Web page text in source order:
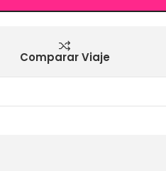
Comparar Viaje